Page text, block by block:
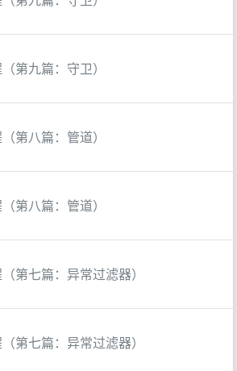
第九篇：守卫）
第八篇：管道）
第八篇：管道）
第七篇：异常过滤器）
第七篇：异常过滤器）